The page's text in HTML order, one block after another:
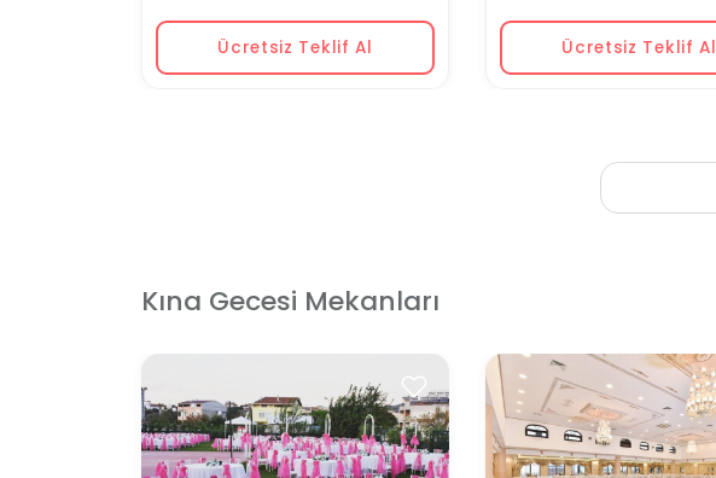
Ücretsiz Teklif Al Ücretsiz Teklif Al
Kına Gecesi Mekanları